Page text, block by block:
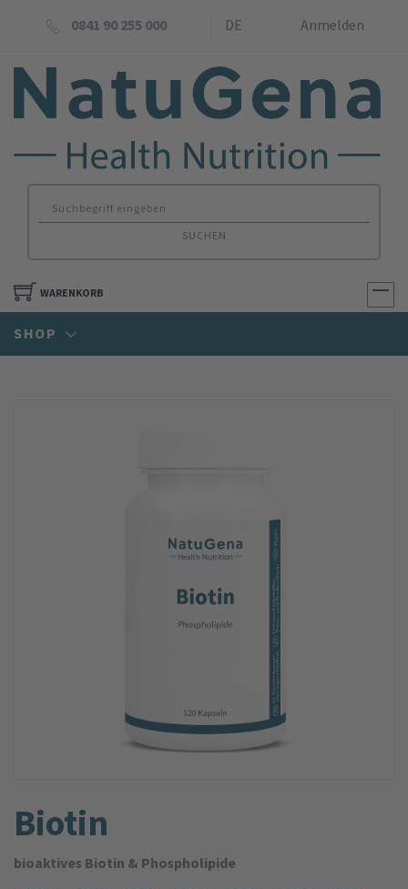
0841 90 255 000 DE Anmelden
SUCHEN
WARENKORB
SHOP
Biotin
bioaktives Biotin & Phospholipide